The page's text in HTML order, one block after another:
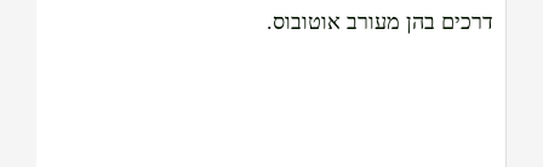
דרכים בהן מעורב אוטובוס.